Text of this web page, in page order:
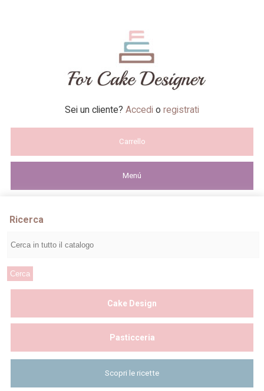
Sei un cliente? Accedi o registrati
Carrello
Menú
Ricerca
Cake Design
Pasticceria
Scopri le ricette